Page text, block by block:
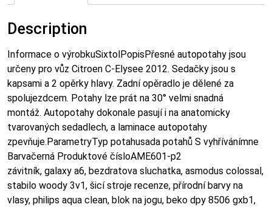
Description
Informace o výrobkuSixtolPopisPřesné autopotahy jsou
určeny pro vůz Citroen C-Elysee 2012. Sedačky jsou s
kapsami a 2 opěrky hlavy. Zadní opěradlo je dělené za
spolujezdcem. Potahy lze prát na 30° velmi snadná
montáž. Autopotahy dokonale pasují i na anatomicky
tvarovaných sedadlech, a laminace autopotahy
zpevňuje.ParametryTyp potahusada potahů S vyhřívánímne
Barvačerná Produktové čísloAME601-p2
závitník, galaxy a6, bezdratova sluchatka, asmodus colossal,
stabilo woody 3v1, šicí stroje recenze, přírodní barvy na
vlasy, philips aqua clean, blok na jogu, beko dpy 8506 gxb1,